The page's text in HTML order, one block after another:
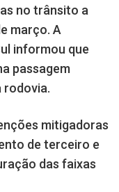
no trânsito a
março. A
informou que
passagem
rodovia.
mitigadoras
de terceiro e
das faixas